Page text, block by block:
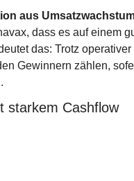
aus
dass es auf einem
das: Trotz
Gewinnern zählen,
starkem Cashflow